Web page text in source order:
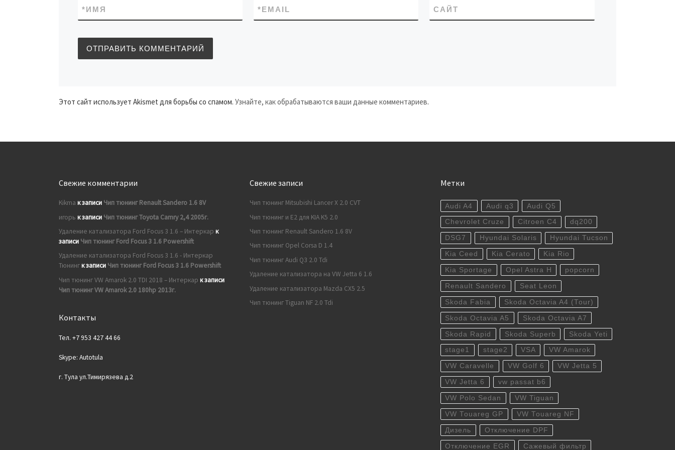
ИМЯ
* EMAIL
* САЙТ
Этот сайт использует Akismet для борьбы со спамом. Узнайте, как обрабатываются ваши данные комментариев.
Свежие комментарии
Kikma к записи Чип тюнинг Renault Sandero 1.6 8V
игорь к записи Чип тюнинг Toyota Camry 2,4 2005г.
Удаление катализатора Ford Focus 3 1.6 – Интеркар к
записи Чип тюнинг Ford Focus 3 1.6 Powershift
Удаление катализатора Ford Focus 3 1.6 - Интеркар
Тюнингк записи Чип тюнинг Ford Focus 3 1.6 Powershift
Чип тюнинг VW Amarok 2.0 TDI 2018 – Интеркар к записи
Чип тюнинг VW Amarok 2.0 180hp 2013г.
Контакты
Тел. +7 953 427 44 66
Skype: Autotula
г. Тула ул.Тимирязева д.2
Свежие записи
Чип тюнинг Mitsubishi Lancer X 2.0 CVT
Чип тюнинг и E2 для KIA K5 2.0
Чип тюнинг Renault Sandero 1.6 8V
Чип тюнинг Opel Corsa D 1.4
Чип тюнинг Audi Q3 2.0 Tdi
Удаление катализатора на VW Jetta 6 1.6
Удаление катализатора Mazda CX5 2.5
Чип тюнинг Tiguan NF 2.0 Tdi
Метки
Audi A4 Audi q3 Audi Q5
Chevrolet Cruze Citroen C4 dq200
DSG7 Hyundai Solaris Hyundai Tucson
Kia Ceed Kia Cerato Kia Rio
Kia Sportage Opel Astra H popcorn
Renault Sandero Seat Leon
Skoda Fabia Skoda Octavia A4 (Tour)
Skoda Octavia A5 Skoda Octavia A7
Skoda Rapid Skoda Superb Skoda Yeti
stage1 stage2 VSA VW Amarok
VW Caravelle VW Golf 6 VW Jetta 5
VW Jetta 6 vw passat b6
VW Polo Sedan VW Tiguan
VW Touareg GP VW Touareg NF
Дизель Отключение DPF
Отключение EGR Сажевый фильтр